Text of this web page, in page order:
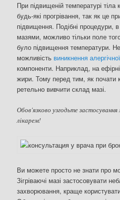
При підвищеній температурі тіла
будь-які прогрівання, так як це
підвищення. Подібні процедури,
мазями, можливо тільки поле
було підвищення температури.
можливість виникнення
компоненти. Наприклад, на
жири. Тому перед тим, як почати
ретельно вивчити склад мазі.
Обов'язково узгодьте застосування
лікарем!
Ви можете просто не знати про
Зігріваючі мазі застосовувати
захворювання, краще